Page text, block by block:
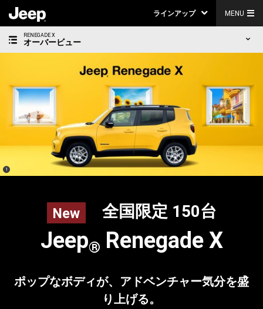
ラインアップ MENU
RENEGADE X
オーバービュー
(
Disclosure
1 )
New 全国限定 150台
Jeep® Renegade X
ポップなボディが、アドベンチャー気分を盛
り上げる。